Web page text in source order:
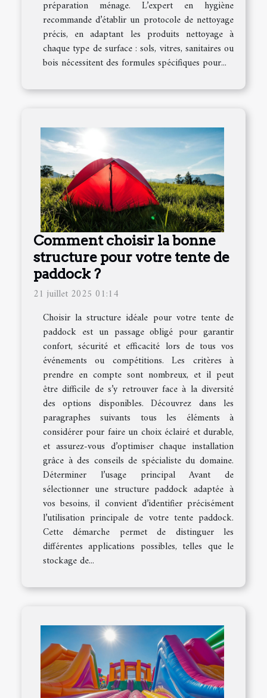
préparation ménage. L’expert en hygiène
recommande d’établir un protocole de nettoyage
précis, en adaptant les produits nettoyage à
chaque type de surface : sols, vitres, sanitaires ou
bois nécessitent des formules spécifiques pour...
Comment choisir la bonne
structure pour votre tente de
paddock ?
21 juillet 2025 01:14
Choisir la structure idéale pour votre tente de
paddock est un passage obligé pour garantir
confort, sécurité et efficacité lors de tous vos
événements ou compétitions. Les critères à
prendre en compte sont nombreux, et il peut
être difficile de s’y retrouver face à la diversité
des options disponibles. Découvrez dans les
paragraphes suivants tous les éléments à
considérer pour faire un choix éclairé et durable,
et assurez-vous d’optimiser chaque installation
grâce à des conseils de spécialiste du domaine.
Déterminer l’usage principal Avant de
sélectionner une structure paddock adaptée à
vos besoins, il convient d’identifier précisément
l’utilisation principale de votre tente paddock.
Cette démarche permet de distinguer les
différentes applications possibles, telles que le
stockage de...